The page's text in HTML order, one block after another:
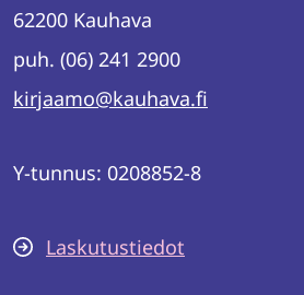
62200 Kauhava
puh. (06) 241 2900
kirjaamo@kauhava.fi
Y-tunnus: 0208852-8
Laskutustiedot